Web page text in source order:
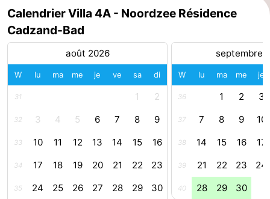
phoques
et
manger
Événements
Pratiques
Forum
Route
Médicales
Région
Calendrier Villa 4A - Noordzee Résidence
Cadzand-Bad
août 2026
W lu ma me je ve sa di
31 1 2
32 3 4 5 6 7 8 9
33 10 11 12 13 14 15 16
34 17 18 19 20 21 22 23
35 24 25 26 27 28 29 30
septembre
W lu ma me je
36 1 2 3
37 7 8 9 10
38 14 15 16 17
39 21 22 23 24
40 28 29 30